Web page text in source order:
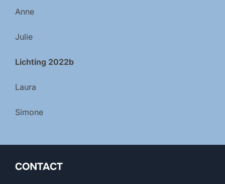
Anne
Julie
Lichting 2022b
Laura
Simone
CONTACT